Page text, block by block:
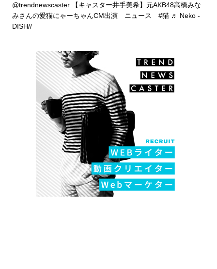
@trendnewscaster【キャスター井手美希】元AKB48高橋みな
みさんの愛猫にゃーちゃんCM出演 ニュース #猫 ♬ Neko -
DISH//